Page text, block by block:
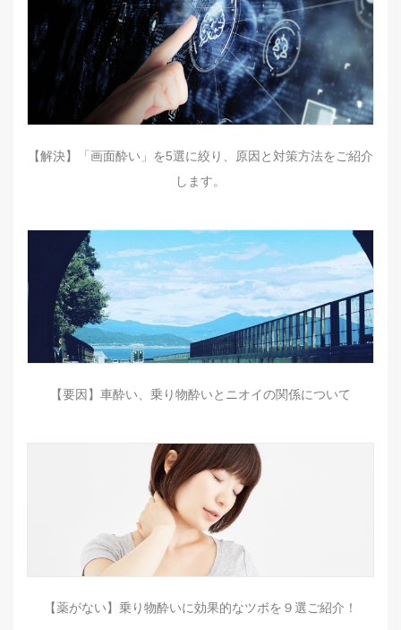
【解決】「画面酔い」を5選に絞り、原因と対策方法をご紹介
します。
【要因】車酔い、乗り物酔いとニオイの関係について
【薬がない】乗り物酔いに効果的なツボを９選ご紹介！